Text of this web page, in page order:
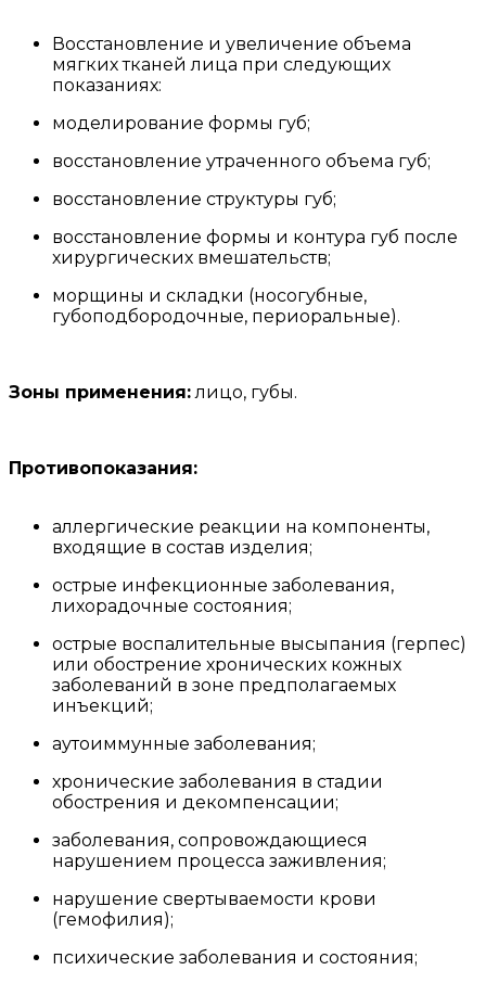
Восстановление и увеличение объема
мягких тканей лица при следующих
показаниях:
моделирование формы губ;
восстановление утраченного объема губ;
восстановление структуры губ;
восстановление формы и контура губ после
хирургических вмешательств;
морщины и складки (носогубные,
губоподбородочные, периоральные).
Зоны применения:лицо, губы.
Противопоказания:
аллергические реакции на компоненты,
входящие в состав изделия;
острые инфекционные заболевания,
лихорадочные состояния;
острые воспалительные высыпания (герпес)
или обострение хронических кожных
заболеваний в зоне предполагаемых
инъекций;
аутоиммунные заболевания;
хронические заболевания в стадии
обострения и декомпенсации;
заболевания, сопровождающиеся
нарушением процесса заживления;
нарушение свертываемости крови
(гемофилия);
психические заболевания и состояния;